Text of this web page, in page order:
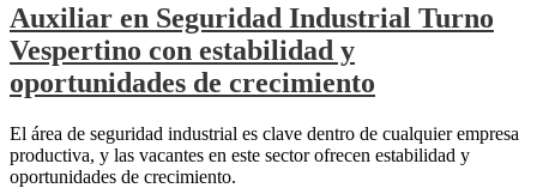
Auxiliar en Seguridad Industrial Turno
Vespertino con estabilidad y
oportunidades de crecimiento
El área de seguridad industrial es clave dentro de cualquier empresa
productiva, y las vacantes en este sector ofrecen estabilidad y
oportunidades de crecimiento.